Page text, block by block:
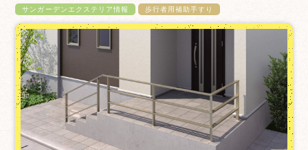
サンガーデンエクステリア情報 歩行者用補助手すり